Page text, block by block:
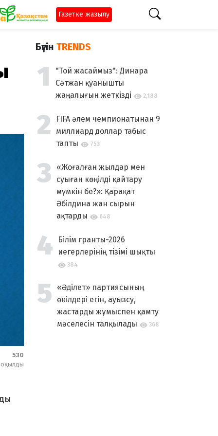
Газетке жазылу
530
оқылды
Бүгін TRENDS
"Той жасаймыз": Динара
Сәтжан қуанышты
жаңалығын жеткізді
2,188
FIFA әлем чемпионатынан 9
миллиард доллар табыс
тапты
753
«Жоғалған жылдар мен
суыған көңілді қайтару
мүмкін бе?»: Қарақат
Әбілдина жан сырын
ақтарды
648
Білім гранты-2026
иегерлерінің тізімі шықты
384
«Әділет» партиясының
өкілдері егін, ауызсу,
жастарды жұмыспен қамту
мәселесін талқылады
368